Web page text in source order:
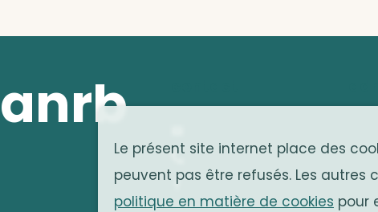
Le présent site internet place des
peuvent pas être refusés. Les autres
politique en matière de cookies pour
anrb
+32 (0)2 642 25 20
Facebook